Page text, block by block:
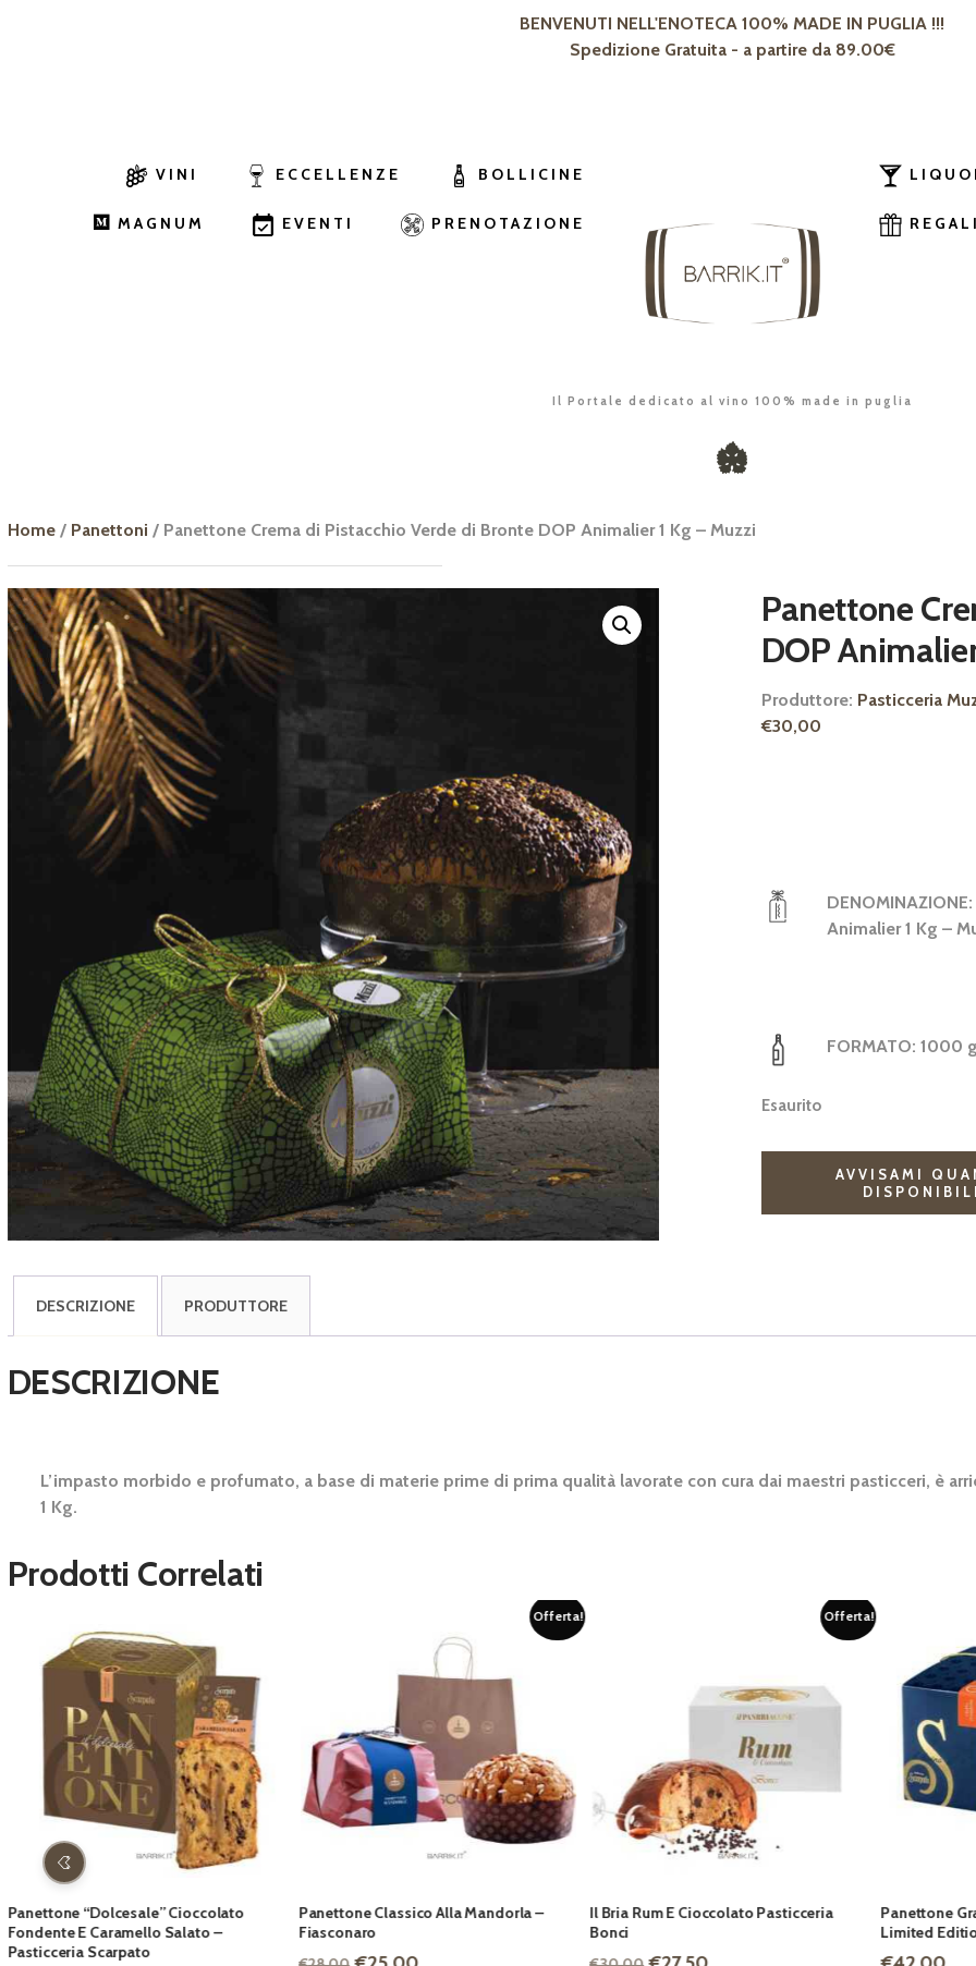
BENVENUTI NELL'ENOTECA 100% MADE IN PUGLIA !!!
Spedizione Gratuita - a partire da 89.00€
VINI ECCELLENZE BOLLICINE
MAGNUM EVENTI PRENOTAZIONE
Il Portale dedicato al vino 100% made in puglia
Home/ Panettoni / Panettone Crema di Pistacchio Verde di Bronte DOP Animalier 1 Kg – Muzzi
Panettone
DOP
Produttore: Pasticceria
€30,00
DENOMINAZIONE:
Animalier 1 Kg –
FORMATO: 1000 g
Esaurito
AVVISAMI
DESCRIZIONE PRODUTTORE
DESCRIZIONE
L’impasto morbido e profumato, a base di materie prime di prima qualità lavorate con cura dai maestri pasticceri, è
1 Kg.
Prodotti Correlati
Panettone Classico Alla Mandorla –
Fiasconaro
Offerta!
Il Bria Rum E Cioccolato Pasticceria
Bonci
Panettone Grappa D’Amarone Barrique
Limited Edition – Pasticceria Scarpato